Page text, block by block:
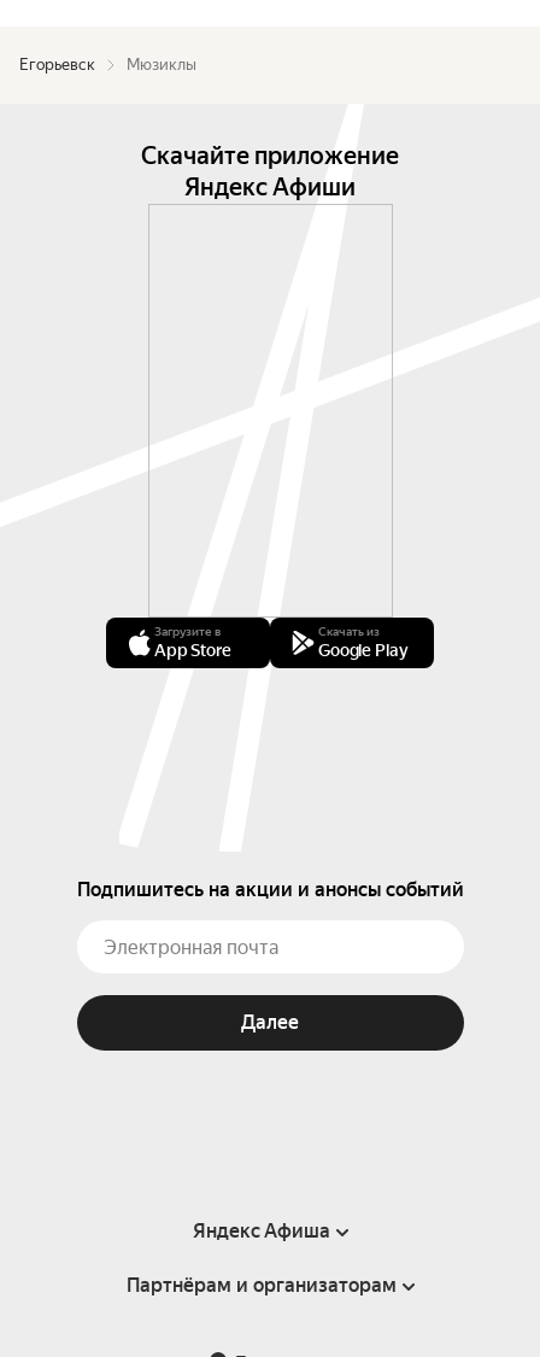
Егорьевск Мюзиклы
Скачайте приложение
Яндекс Афиши
Загрузите в
App Store
Скачать из
Google Play
Подпишитесь на акции и анонсы событий
Далее
Яндекс Афиша
Справка
Партнёрам и организаторам